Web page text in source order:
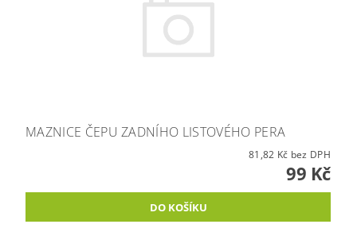
MAZNICE ČEPU ZADNÍHO LISTOVÉHO PERA
81,82 Kč bez DPH
99 Kč